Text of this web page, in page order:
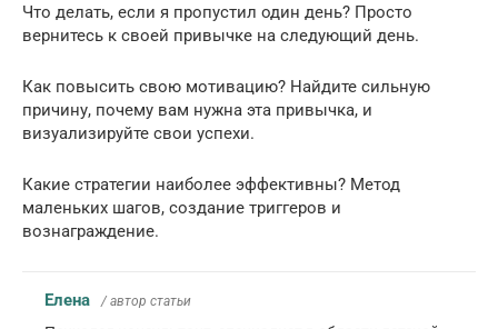
Что делать, если я пропустил один день? Просто
вернитесь к своей привычке на следующий день.
Как повысить свою мотивацию? Найдите сильную
причину, почему вам нужна эта привычка, и
визуализируйте свои успехи.
Какие стратегии наиболее эффективны? Метод
маленьких шагов, создание триггеров и
вознаграждение.
Елена / автор статьи